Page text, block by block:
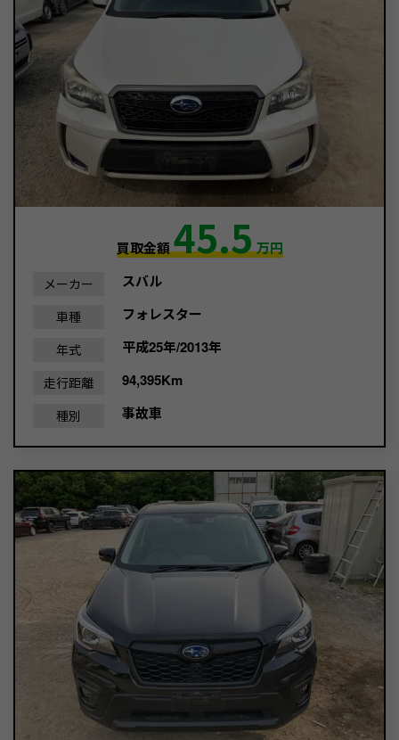
買取金額45.5万円
メーカー スバル
車種 フォレスター
年式 平成25年/2013年
走行距離 94,395Km
種別 事故車